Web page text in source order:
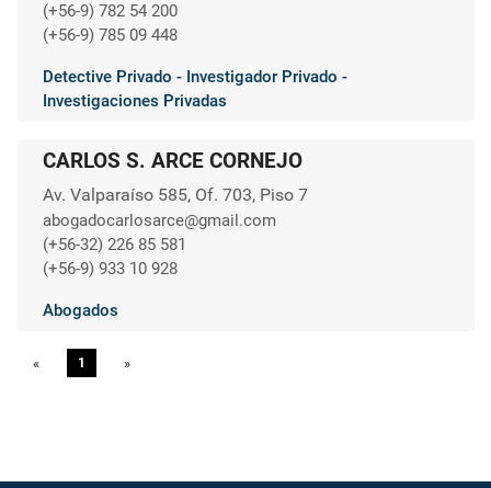
(+56-9) 782 54 200
(+56-9) 785 09 448
Detective Privado - Investigador Privado -
Investigaciones Privadas
CARLOS S. ARCE CORNEJO
Av. Valparaíso 585, Of. 703, Piso 7
abogadocarlosarce@gmail.com
(+56-32) 226 85 581
(+56-9) 933 10 928
Abogados
« Previous
1 »